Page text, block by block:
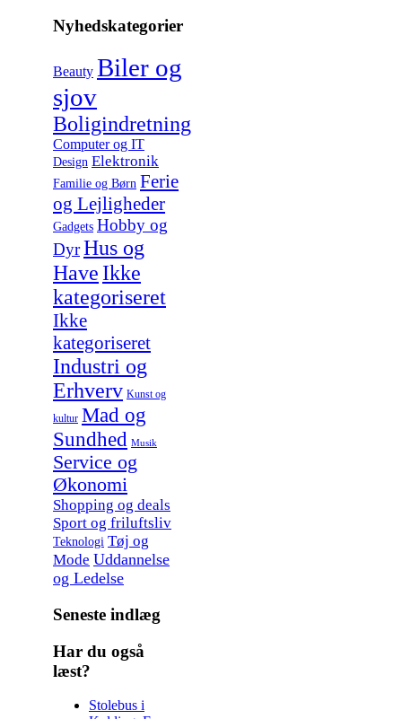
Nyhedskategorier
Beauty Biler og
sjov
Boligindretning
Computer og IT
Design Elektronik
Familie og Børn Ferie
og Lejligheder
Gadgets Hobby og
DyrHus og
Have Ikke
kategoriseret
Ikke
kategoriseret
Industri og
Erhverv Kunst og
kultur Mad og
Sundhed Musik
Service og
Økonomi
Shopping og deals
Sport og friluftsliv
Teknologi Tøj og
Mode Uddannelse
og Ledelse
Seneste indlæg
Har du også
læst?
Stolebus i